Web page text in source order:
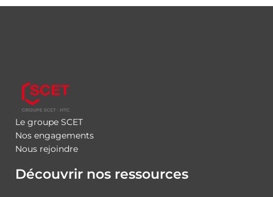
Le groupe SCET
Nos engagements
Nous rejoindre
Découvrir nos ressources